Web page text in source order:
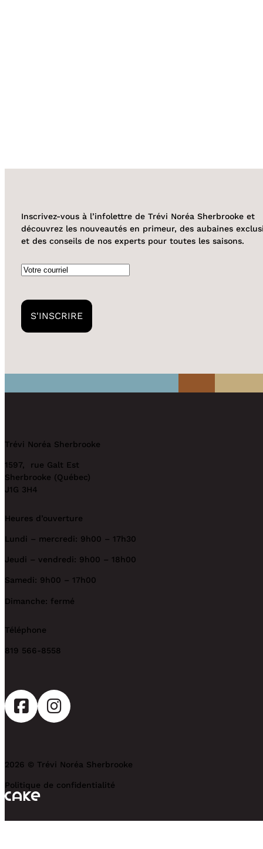
Inscrivez-vous à l’infolettre de Trévi Noréa Sherbrooke et
découvrez les nouveautés en primeur, des aubaines
et des conseils de nos experts pour toutes les saisons.
Courriel
S'INSCRIRE
Trévi Noréa Sherbrooke
1597, rue Galt Est
Sherbrooke (Québec)
J1G 3H4
Heures d’ouverture
Lundi – mercredi: 9h00 – 17h30
Jeudi – vendredi: 9h00 – 18h00
Samedi: 9h00 – 17h00
Dimanche: fermé
Téléphone
819 566-8558
Politique de confidentialité
2026 © Trévi Noréa Sherbrooke